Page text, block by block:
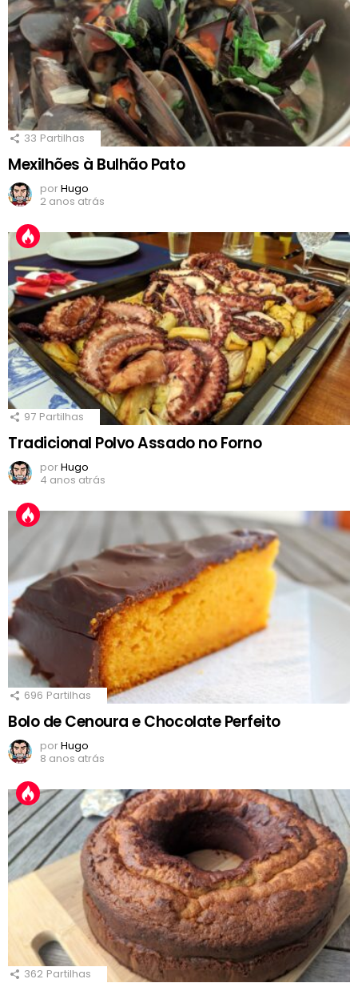
33 Partilhas
Mexilhões à Bulhão Pato
porHugo
2 anos atrás
97 Partilhas
Tradicional Polvo Assado no Forno
porHugo
4 anos atrás
696 Partilhas
Bolo de Cenoura e Chocolate Perfeito
porHugo
8 anos atrás
362 Partilhas